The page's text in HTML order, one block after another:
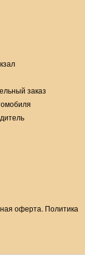
заказ
оферта. Политика